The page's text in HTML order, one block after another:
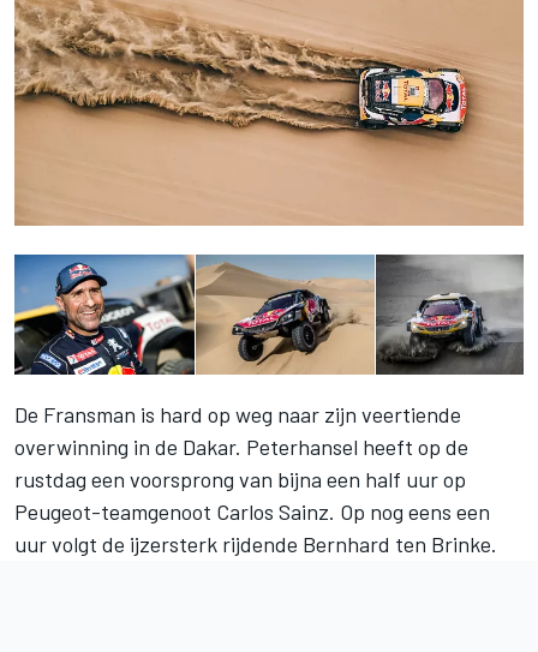
De Fransman is hard op weg naar zijn veertiende
overwinning in de Dakar. Peterhansel heeft op de
rustdag een voorsprong van bijna een half uur op
Peugeot-teamgenoot Carlos Sainz. Op nog eens een
uur volgt de ijzersterk rijdende Bernhard ten Brinke.